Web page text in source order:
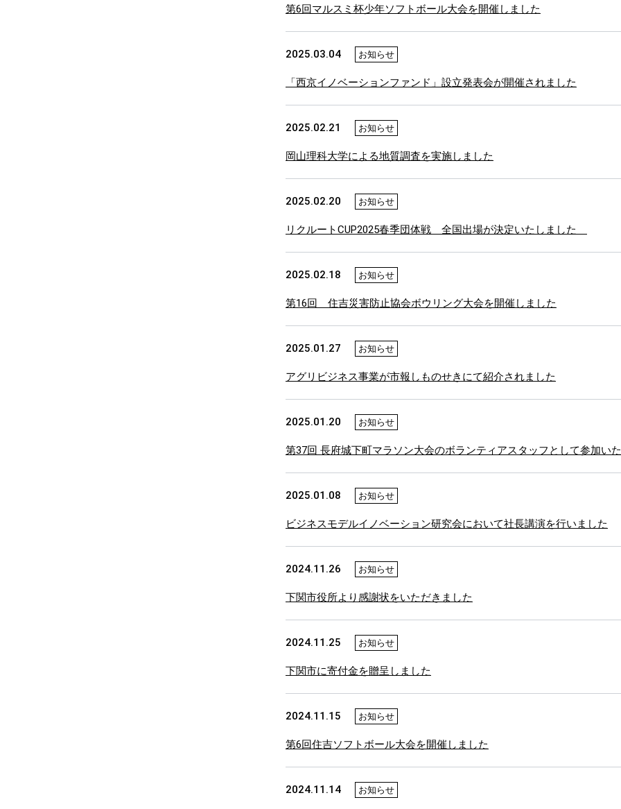
第6回マルスミ杯少年ソフトボール大会を開催しました
2025.03.04 お知らせ
「西京イノベーションファンド」設立発表会が開催されました
2025.02.21 お知らせ
岡山理科大学による地質調査を実施しました
2025.02.20 お知らせ
リクルートCUP2025春季団体戦 全国出場が決定いたしました
2025.02.18 お知らせ
第16回 住吉災害防止協会ボウリング大会を開催しました
2025.01.27 お知らせ
アグリビジネス事業が市報しものせきにて紹介されました
2025.01.20 お知らせ
第37回 長府城下町マラソン大会のボランティアスタッフとして参加い
2025.01.08 お知らせ
ビジネスモデルイノベーション研究会において社長講演を行いました
2024.11.26 お知らせ
下関市役所より感謝状をいただきました
2024.11.25 お知らせ
下関市に寄付金を贈呈しました
2024.11.15 お知らせ
第6回住吉ソフトボール大会を開催しました
2024.11.14 お知らせ